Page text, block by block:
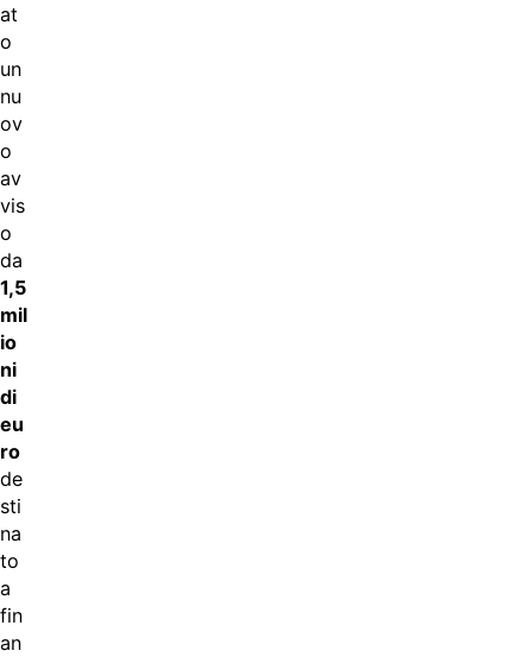
at
o
un
nu
ov
o
av
vis
o
da
1,5
mil
io
ni
di
eu
ro
de
sti
na
to
a
fin
an